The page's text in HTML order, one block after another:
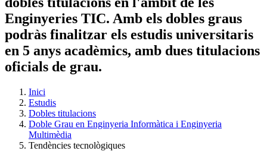
Enginyeries TIC. Amb els dobles graus
podràs finalitzar els estudis universitaris
en 5 anys acadèmics, amb dues titulacions
oficials de grau.
Inici
Estudis
Dobles titulacions
Doble Grau en Enginyeria Informàtica i Enginyeria
Multimèdia
Tendències tecnològiques